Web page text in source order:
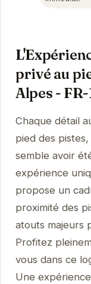
privé au
Alpes -
Chaque détail
pied des
semble avoir
expérience
propose un
proximité des
atouts majeurs
Profitez
vous dans ce
Une